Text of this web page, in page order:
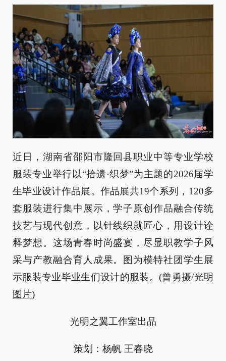
近日，湖南省邵阳市隆回县职业中等专业学校
服装专业举行以“拾遗·织梦”为主题的2026届学
生毕业设计作品展。作品展共19个系列，120多
套服装进行集中展示，学子原创作品融合传统
技艺与现代创意，以针线织就匠心，用设计诠
释梦想。这场青春时尚盛宴，尽显职教学子风
采与产教融合育人成果。图为模特社团学生展
示服装专业毕业生们设计的服装。(曾勇摄/光明
图片)
光明之翼工作室出品
策划：杨帆 王春晓